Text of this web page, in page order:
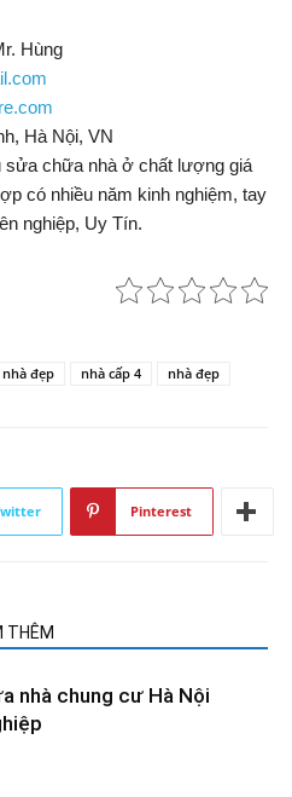
Hùng
, Hà Nội, VN
sửa chữa nhà ở chất lượng giá
có nhiều năm kinh nghiệm, tay
nghiệp, Uy Tín.
đẹp nhà cấp 4 nhà đẹp
Pinterest
THÊM
nhà chung cư Hà Nội